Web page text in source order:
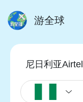
游全球
尼日利亚